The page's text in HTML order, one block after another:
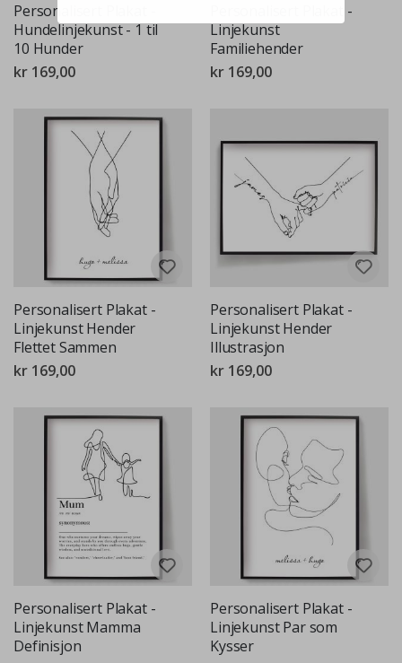
Personalisert Plakat -
Hundelinjekunst - 1 til
10 Hunder
kr 169,00
Personalisert Plakat -
Linjekunst
Familiehender
kr 169,00
Personalisert Plakat -
Linjekunst Hender
Flettet Sammen
kr 169,00
Personalisert Plakat -
Linjekunst Hender
Illustrasjon
kr 169,00
Personalisert Plakat -
Linjekunst Mamma
Definisjon
Personalisert Plakat -
Linjekunst Par som
Kysser